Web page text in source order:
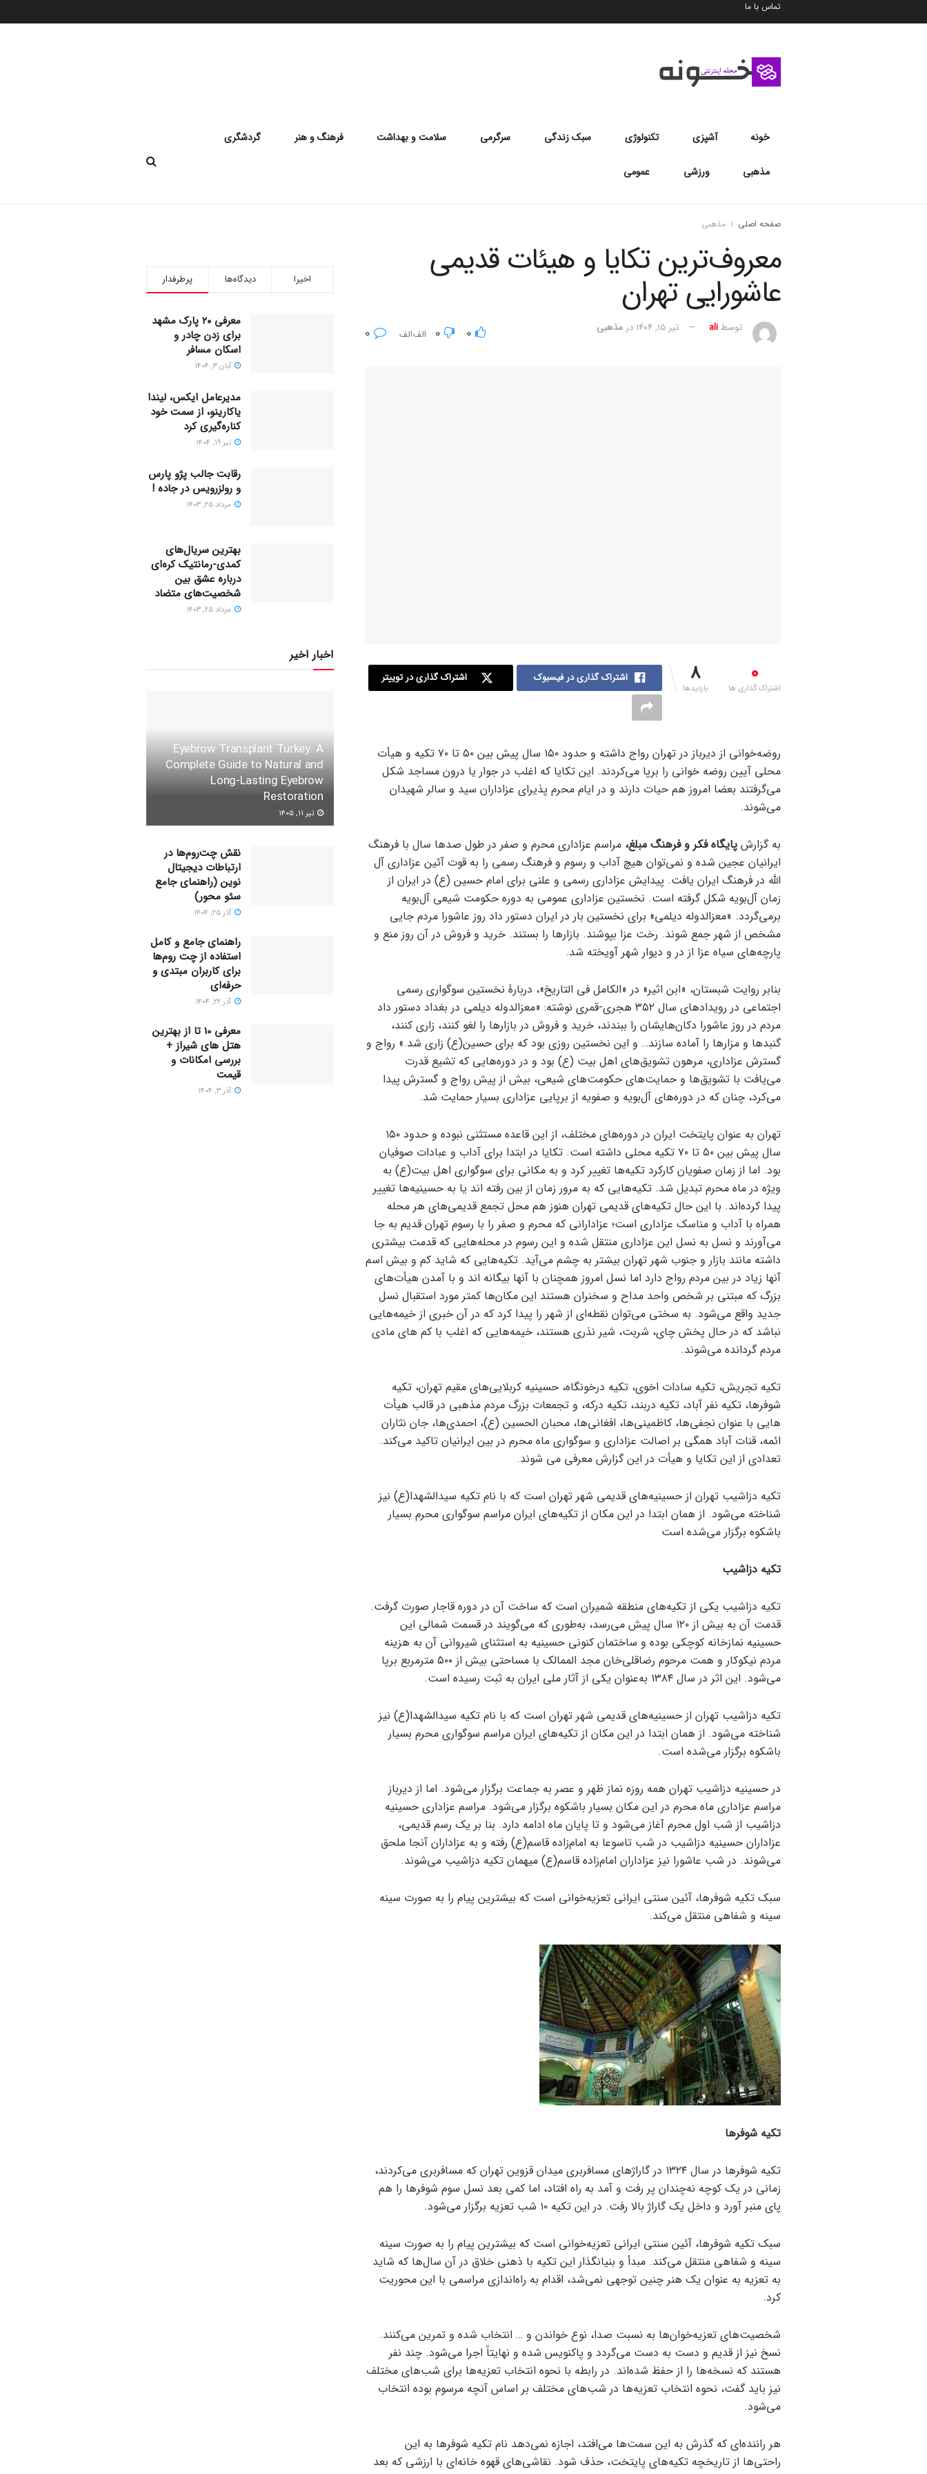
تماس با ما
خونه آشپزی تکنولوژی سبک زندگی سرگرمی سلامت و بهداشت فرهنگ و هنر گردشگری
مذهبی ورزشی عمومی
صفحه اصلی مذهبی
معروف‌ترین تکایا و هیئات قدیمی
عاشورایی تهران
توسط ali تیر ۱۵, ۱۴۰۴ در مذهبی 0
0
0
اشتراک گذاری ها
8
بازدیدها
اشتراک گذاری در فیسبوک اشتراک گذاری در توییتر
روضه‌خوانی از دیرباز در تهران رواج داشته و حدود ۱۵۰ سال پیش بین ۵۰ تا ۷۰ تکیه و هیأت
محلی آیین روضه خوانی را برپا می‌کردند. این تکایا که اغلب در جوار یا درون مساجد شکل
می‌گرفتند بعضا امروز هم حیات دارند و در ایام محرم پذیرای عزاداران سید و سالر شهیدان
می‌شوند.
به گزارش پایگاه فکر و فرهنگ مبلغ، مراسم عزاداری محرم و صفر در طول صدها سال با فرهنگ
ایرانیان عجین شده و نمی‌توان هیچ آداب و رسوم و فرهنگ رسمی را به قوت آئین عزاداری آل
الله در فرهنگ ایران یافت. پیدایش عزاداری رسمی و علنی برای امام حسین (ع) در ایران از
زمان آل‌بویه شکل گرفته است. نخستین عزاداری عمومی به دوره حکومت شیعی آل‌بویه
برمی‌گردد. «معزالدوله دیلمی» برای نخستین بار در ایران دستور داد روز عاشورا مردم جایی
مشخص از شهر جمع شوند. رخت عزا بپوشند. بازارها را بستند. خرید و فروش در آن روز منع و
پارچه‌های سیاه عزا از در و دیوار شهر آویخته شد.
بنابر روایت شبستان، «ابن اثیر» در «الکامل فی التاریخ»، دربارهٔ نخستین سوگواری رسمی
اجتماعی در رویدادهای سال ۳۵۲ هجری-قمری نوشته: «معزالدوله دیلمی در بغداد دستور داد
مردم در روز عاشورا دکان‌هایشان را ببندند، خرید و فروش در بازارها را لغو کنند، زاری کنند،
گنبدها و مزارها را آماده سازند… و این نخستین روزی بود که برای حسین(ع) زاری شد.» رواج و
گسترش عزاداری، مرهون تشویق‌های اهل بیت (ع) بود و در دوره‌هایی که تشیع قدرت
می‌یافت با تشویق‌ها و حمایت‌های حکومت‌های شیعی، بیش از پیش رواج و گسترش پیدا
می‌کرد، چنان که در دوره‌های آل‌بویه و صفویه از برپایی عزاداری بسیار حمایت شد.
تهران به عنوان پایتخت ایران در دوره‌های مختلف، از این قاعده مستثنی نبوده و حدود ۱۵۰
سال پیش بین ۵۰ تا ۷۰ تکیه محلی داشته است. تکایا در ابتدا برای آداب و عبادات صوفیان
بود. اما از زمان صفویان کارکرد تکیه‌ها تغییر کرد و به مکانی برای سوگواری اهل بیت(ع) به
ویژه در ماه محرم تبدیل شد. تکیه‌هایی که به مرور زمان از بین رفته اند یا به حسینیه‌ها تغییر
پیدا کرده‌اند. با این حال تکیه‌های قدیمی تهران هنوز هم محل تجمع قدیمی‌های هر محله
همراه با آداب و مناسک عزاداری است؛ عزادارانی که محرم و صفر را با رسوم تهران قدیم به جا
می‌آورند و نسل به نسل این عزاداری منتقل شده و این رسوم در محله‌هایی که قدمت بیشتری
داشته مانند بازار و جنوب شهر تهران بیشتر به چشم می‌آید. تکیه‌هایی که شاید کم و بیش اسم
آنها زیاد در بین مردم رواج دارد اما نسل امروز همچنان با آنها بیگانه اند و با آمدن هیأت‌های
بزرگ که مبتنی بر شخص واحد مداح و سخنران هستند این مکان‌ها کمتر مورد استقبال نسل
جدید واقع می‌شود. به سختی می‌توان نقطه‌ای از شهر را پیدا کرد که در آن خبری از خیمه‌هایی
نباشد که در حال پخش چای، شربت، شیر نذری هستند، خیمه‌هایی که اغلب با کم های مادی
مردم گردانده می‌شوند.
تکیه تجریش، تکیه سادات اخوی، تکیه درخونگاه، حسینیه کربلایی‌های مقیم تهران، تکیه
شوفرها، تکیه نفر آباد، تکیه دربند، تکیه درکه، و تجمعات بزرگ مردم مذهبی در قالب هیأت
هایی با عنوان نجفی‌ها، کاظمینی‌ها، افغانی‌ها، محبان الحسین (ع)، احمدی‌ها، جان نثاران
ائمه، قنات آباد همگی بر اصالت عزاداری و سوگواری ماه محرم در بین ایرانیان تاکید می‌کند.
تعدادی از این تکایا و هیأت در این گزارش معرفی می شوند.
تکیه دزاشیب تهران از حسینیه‌های قدیمی شهر تهران است که با نام تکیه سیدالشهدا(ع) نیز
شناخته می‌شود. از همان ابتدا در این مکان از تکیه‌های ایران مراسم سوگواری محرم بسیار
باشکوه برگزار می‌شده است
تکیه دزاشیب
تکیه دزاشیب یکی از تکیه‌های منطقه شمیران است که ساخت آن در دوره قاجار صورت گرفت.
قدمت آن به بیش از ۱۲۰ سال پیش می‌رسد، به‌طوری که می‌گویند در قسمت شمالی این
حسینیه نمازخانه کوچکی بوده و ساختمان کنونی حسینیه به استثنای شیروانی آن به هزینه
مردم نیکوکار و همت مرحوم رضاقلی‌خان مجد الممالک با مساحتی بیش از ۵۰۰ مترمربع برپا
می‌شود. این اثر در سال ۱۳۸۴ به‌عنوان یکی از آثار ملی ایران به ثبت رسیده است.
تکیه دزاشیب تهران از حسینیه‌های قدیمی شهر تهران است که با نام تکیه سیدالشهدا(ع) نیز
شناخته می‌شود. از همان ابتدا در این مکان از تکیه‌های ایران مراسم سوگواری محرم بسیار
باشکوه برگزار می‌شده است.
در حسینیه دزاشیب تهران همه روزه نماز ظهر و عصر به جماعت برگزار می‌شود. اما از دیرباز
مراسم عزاداری ماه محرم در این مکان بسیار باشکوه برگزار می‌شود. مراسم عزاداری حسینیه
دزاشیب از شب اول محرم آغاز می‌شود و تا پایان ماه ادامه دارد. بنا بر یک رسم قدیمی،
عزاداران حسینیه دزاشیب در شب تاسوعا به امام‌زاده قاسم(ع) رفته و به عزاداران آنجا ملحق
می‌شوند. در شب عاشورا نیز عزاداران امام‌زاده قاسم(ع) میهمان تکیه دزاشیب می‌شوند.
سبک تکیه شوفرها، آئین سنتی ایرانی تعزیه‌خوانی است که بیشترین پیام را به صورت سینه
سینه و شفاهی منتقل می‌کند.
تکیه شوفرها
تکیه شوفرها در سال ۱۳۲۴ در گاراژهای مسافربری میدان قزوین تهران که مسافربری می‌کردند،
زمانی در یک کوچه نه‌چندان پر رفت و آمد به راه افتاد، اما کمی بعد نسل سوم شوفرها را هم
پای منبر آورد و داخل یک گاراژ بالا رفت. در این تکیه ۱۰ شب تعزیه برگزار می‌شود.
سبک تکیه شوفرها، آئین سنتی ایرانی تعزیه‌خوانی است که بیشترین پیام را به صورت سینه
سینه و شفاهی منتقل می‌کند. مبدأ و بنیانگذار این تکیه با ذهنی خلاق در آن سال‌ها که شاید
به تعزیه به عنوان یک هنر چنین توجهی نمی‌شد، اقدام به راه‌اندازی مراسمی با این محوریت
کرد.
شخصیت‌های تعزیه‌خوان‌ها به نسبت صدا، نوع خواندن و … انتخاب شده و تمرین می‌کنند.
نسخ نیز از قدیم و دست به دست می‌گردد و پاکنویس شده و نهایتاً اجرا می‌شود. چند نفر
هستند که نسخه‌ها را از حفظ شده‌اند. در رابطه با نحوه انتخاب تعزیه‌ها برای شب‌های مختلف
نیز باید گفت، نحوه انتخاب تعزیه‌ها در شب‌های مختلف بر اساس آنچه مرسوم بوده انتخاب
می‌شود.
هر راننده‌ای که گذرش به این سمت‌ها می‌افتد، اجازه نمی‌دهد نام تکیه شوفرها به این
راحتی‌ها از تاریخچه تکیه‌های پایتخت، حذف شود. نقاشی‌های قهوه خانه‌ای با ارزشی که بعد
پرطرفدار دیدگاه‌ها اخیرا
معرفی ۲۰ پارک مشهد
برای زدن چادر و
اسکان مسافر
آبان ۳, ۱۴۰۴
مدیرعامل ایکس، لیندا
یاکارینو، از سمت خود
کناره‌گیری کرد
تیر ۱۹, ۱۴۰۴
رقابت جالب پژو پارس
و رولزرویس در جاده !
مرداد ۲۵, ۱۴۰۳
بهترین سریال‌های
کمدی-رمانتیک کره‌ای
دربارۀ عشق بین
شخصیت‌های متضاد
مرداد ۲۵, ۱۴۰۳
اخبار اخیر
Eyebrow Transplant Turkey: A
Complete Guide to Natural and
Long-Lasting Eyebrow
Restoration
تیر ۱۱, ۱۴۰۵
نقش چت‌روم‌ها در
ارتباطات دیجیتال
نوین (راهنمای جامع
سئو محور)
آذر ۲۵, ۱۴۰۴
راهنمای جامع و کامل
استفاده از چت روم‌ها
برای کاربران مبتدی و
حرفه‌ای
آذر ۲۲, ۱۴۰۴
معرفی 10 تا از بهترین
هتل های شیراز +
بررسی امکانات و
قیمت
آذر ۳, ۱۴۰۴